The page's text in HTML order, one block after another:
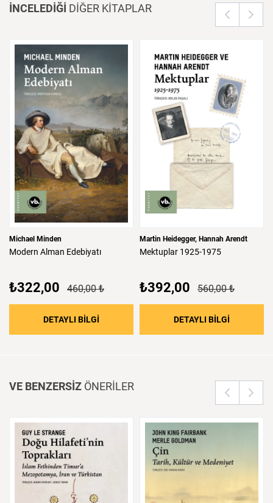
İNCELEDİĞİ DİĞER KİTAPLAR
Michael Minden
Modern Alman Edebiyatı
₺322,00 460,00 ₺
DETAYLI BİLGİ : Modern Alman Edebiyatı
Martin Heidegger Hannah Arendt
Mektuplar 1925-1975
₺392,00 560,00 ₺
DETAYLI BİLGİ
VE BENZERSİZ ÖNERİLER